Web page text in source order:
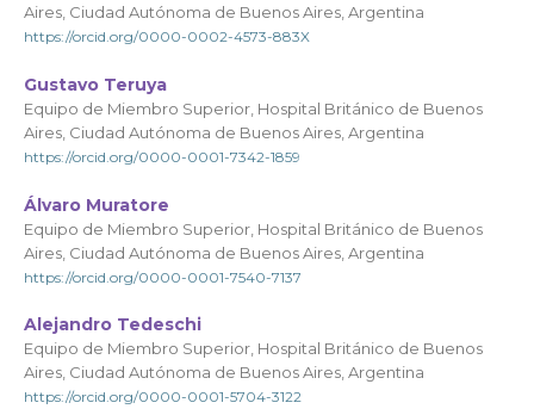
Aires, Ciudad Autónoma de Buenos Aires, Argentina
https://orcid.org/0000-0002-4573-883X
Gustavo Teruya
Equipo de Miembro Superior, Hospital Británico de Buenos
Aires, Ciudad Autónoma de Buenos Aires, Argentina
https://orcid.org/0000-0001-7342-1859
Álvaro Muratore
Equipo de Miembro Superior, Hospital Británico de Buenos
Aires, Ciudad Autónoma de Buenos Aires, Argentina
https://orcid.org/0000-0001-7540-7137
Alejandro Tedeschi
Equipo de Miembro Superior, Hospital Británico de Buenos
Aires, Ciudad Autónoma de Buenos Aires, Argentina
https://orcid.org/0000-0001-5704-3122